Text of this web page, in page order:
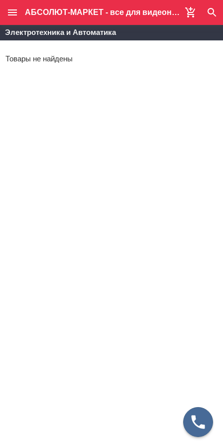
АБСОЛЮТ-МАРКЕТ - все для видеонаблюдения и систем безопасности
Электротехника и Автоматика
Товары не найдены